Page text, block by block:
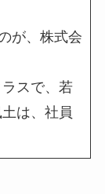
が、株式会
スで、若
は、社員